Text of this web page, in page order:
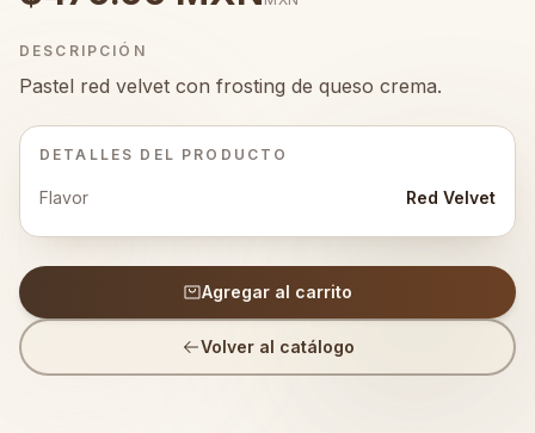
DESCRIPCIÓN
Pastel red velvet con frosting de queso crema.
DETALLES DEL PRODUCTO
Flavor Red Velvet
Agregar al carrito
Volver al catálogo